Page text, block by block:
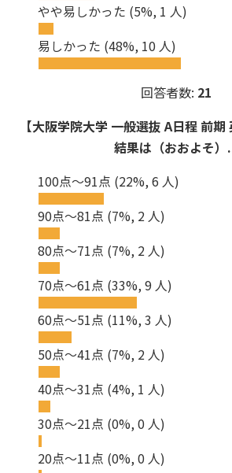
やや易しかった (5%, 1 人)
易しかった (48%, 10 人)
回答者数: 21
【大阪学院大学 一般選抜 A日程 前
結果は（おおよそ）
100点～91点 (22%, 6 人)
90点～81点 (7%, 2 人)
80点～71点 (7%, 2 人)
70点～61点 (33%, 9 人)
60点～51点 (11%, 3 人)
50点～41点 (7%, 2 人)
40点～31点 (4%, 1 人)
30点～21点 (0%, 0 人)
20点～11点 (0%, 0 人)